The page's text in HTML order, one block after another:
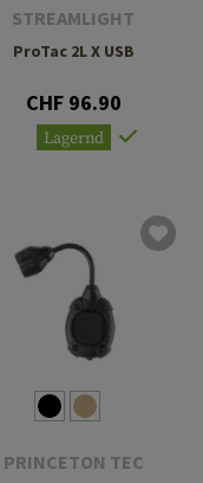
STREAMLIGHT
ProTac 2L X USB
CHF 96.90
Lagernd
PRINCETON TEC